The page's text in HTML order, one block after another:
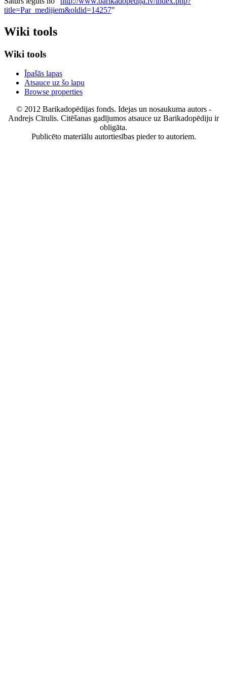
title=Par_medijiem&oldid=14257"
Wiki tools
Wiki tools
Īpašās lapas
Atsauce uz šo lapu
Browse properties
© 2012 Barikadopēdijas fonds. Idejas un nosaukuma autors -
Andrejs Cīrulis. Citēšanas gadījumos atsauce uz Barikadopēdiju ir
obligāta.
Publicēto materiālu autortiesības pieder to autoriem.